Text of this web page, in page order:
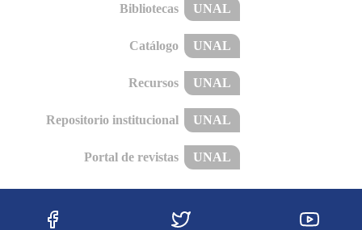
Bibliotecas UNAL
Catálogo UNAL
Recursos UNAL
Repositorio institucional UNAL
Portal de revistas UNAL